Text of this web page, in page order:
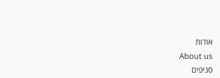
אודות
About us
סניפים